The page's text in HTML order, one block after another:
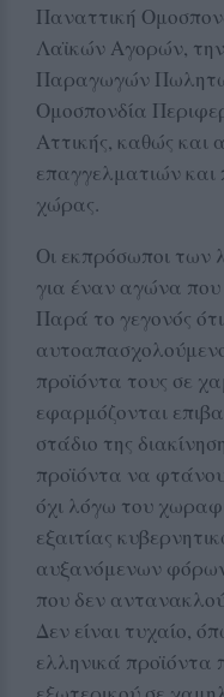
Παναττική
Λαϊκών Αγορών,
Παραγωγών
Ομοσπονδία
Αττικής, καθώς και
επαγγελματιών
χώρας.
Οι εκπρόσωποι των
για έναν αγώνα
Παρά το γεγονός
προϊόντα τους σε
εφαρμόζονται
στάδιο της
προϊόντα να
όχι λόγω του
εξαιτίας
αυξανόμενων
που δεν
Δεν είναι τυχαίο,
ελληνικά προϊόντα